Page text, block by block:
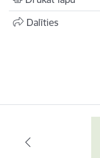
Dalīties